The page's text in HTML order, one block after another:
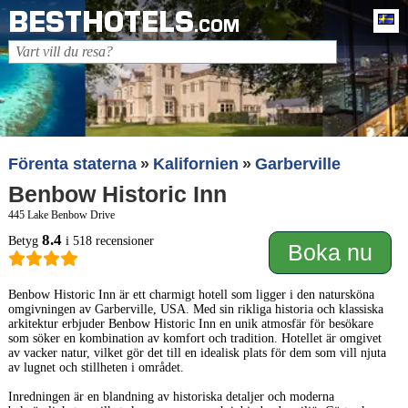
BESTHOTELS.COM
Förenta staterna Kalifornien Garberville
Benbow Historic Inn
445 Lake Benbow Drive
Betyg 8.4i 518 recensioner Boka nu
Benbow Historic Inn är ett charmigt hotell som ligger i den natursköna
omgivningen av Garberville, USA. Med sin rikliga historia och klassiska
arkitektur erbjuder Benbow Historic Inn en unik atmosfär för besökare
som söker en kombination av komfort och tradition. Hotellet är omgivet
av vacker natur, vilket gör det till en idealisk plats för dem som vill njuta
av lugnet och stillheten i området.
Inredningen är en blandning av historiska detaljer och moderna